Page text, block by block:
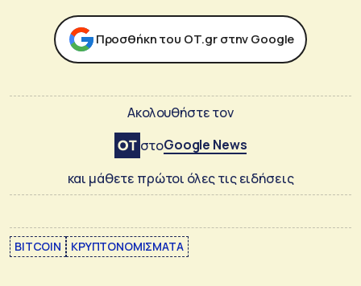
Προσθήκη του ΟΤ.gr στην Google
Ακολουθήστε τον
στοGoogle News
και μάθετε πρώτοι όλες τις ειδήσεις
BITCOIN ΚΡΥΠΤΟΝΟΜΙΣΜΑΤΑ